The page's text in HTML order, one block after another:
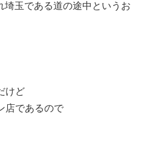
埼玉である道の途中というお
けど
店であるので